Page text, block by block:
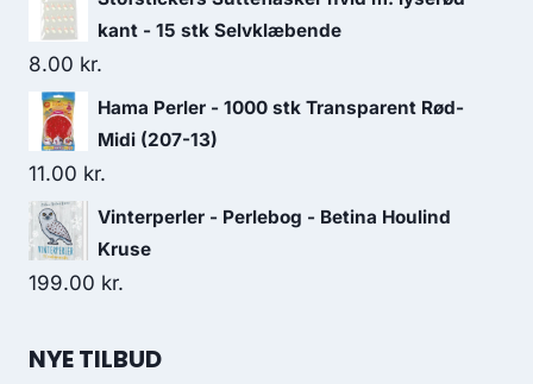
kant - 15 stk Selvklæbende
8.00 kr.
Hama Perler - 1000 stk Transparent Rød-
Midi (207-13)
11.00 kr.
Vinterperler - Perlebog - Betina Houlind
Kruse
199.00 kr.
NYE TILBUD